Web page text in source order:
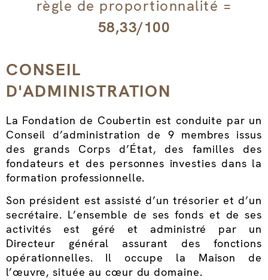
règle de proportionnalité =
58,33/100
CONSEIL
D'ADMINISTRATION
La Fondation de Coubertin est conduite par un
Conseil d’administration de 9 membres issus
des grands Corps d’État, des familles des
fondateurs et des personnes investies dans la
formation professionnelle.
Son président est assisté d’un trésorier et d’un
secrétaire. L’ensemble de ses fonds et de ses
activités est géré et administré par un
Directeur général assurant des fonctions
opérationnelles. Il occupe la Maison de
l’œuvre, située au cœur du domaine.